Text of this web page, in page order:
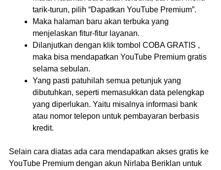
tarik-turun, pilih “Dapatkan YouTube Premium”.
Maka halaman baru akan terbuka yang
menjelaskan fitur-fitur layanan.
Dilanjutkan dengan klik tombol COBA GRATIS ,
maka bisa mendapatkan YouTube Premium gratis
selama sebulan.
Yang pasti patuhilah semua petunjuk yang
dibutuhkan, seperti memasukkan data pelengkap
yang diperlukan. Yaitu misalnya informasi bank
atau nomor telepon untuk pembayaran berbasis
kredit.
Selain cara diatas ada cara mendapatkan akses gratis ke
YouTube Premium dengan akun Nirlaba Beriklan untuk